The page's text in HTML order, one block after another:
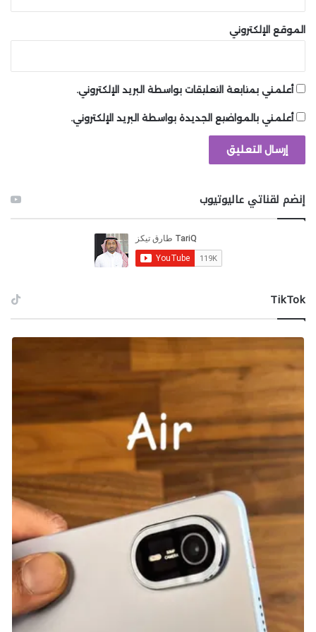
الموقع الإلكتروني
أعلمني بمتابعة التعليقات بواسطة البريد الإلكتروني.
أعلمني بالمواضيع الجديدة بواسطة البريد الإلكتروني.
إنضم لقناتي عاليوتيوب
‫TikTok